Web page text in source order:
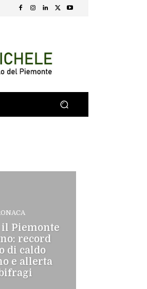
Piemonte
record
di caldo
e allerta